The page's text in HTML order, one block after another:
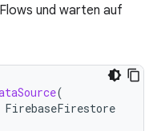
und warten auf
(
FirebaseFirestore